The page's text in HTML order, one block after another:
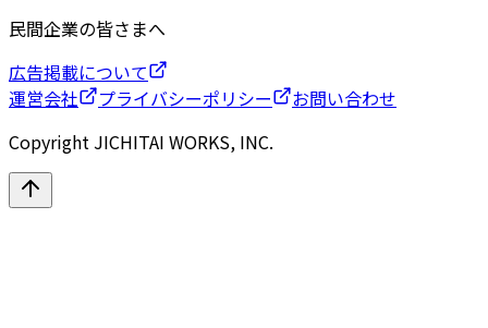
民間企業の皆さまへ
広告掲載について
運営会社
プライバシーポリシー
お問い合わせ
Copyright JICHITAI WORKS, INC.